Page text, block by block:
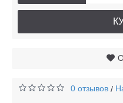
0 отзывов /